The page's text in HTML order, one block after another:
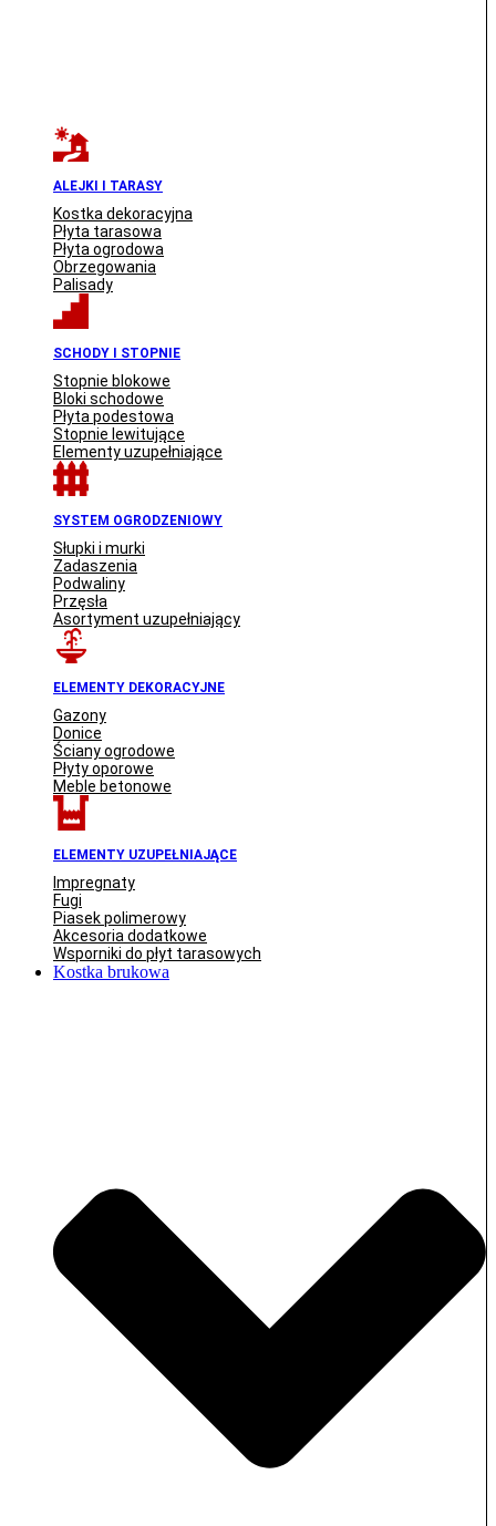
ALEJKI I TARASY
Kostka dekoracyjna
Płyta tarasowa
Płyta ogrodowa
Obrzegowania
Palisady
SCHODY I STOPNIE
Stopnie blokowe
Bloki schodowe
Płyta podestowa
Stopnie lewitujące
Elementy uzupełniające
SYSTEM OGRODZENIOWY
Słupki i murki
Zadaszenia
Podwaliny
Przęsła
Asortyment uzupełniający
ELEMENTY DEKORACYJNE
Gazony
Donice
Ściany ogrodowe
Płyty oporowe
Meble betonowe
ELEMENTY UZUPEŁNIAJĄCE
Impregnaty
Fugi
Piasek polimerowy
Akcesoria dodatkowe
Wsporniki do płyt tarasowych
Kostka brukowa